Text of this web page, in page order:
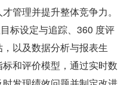
管理并提升整体竞争力。
标设定与追踪、360 度评
以及数据分析与报表生
和评价模型，通过实时数